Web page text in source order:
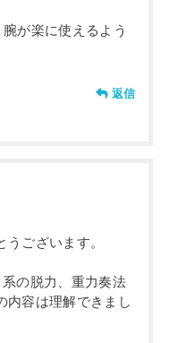
が楽に使えるよう
返信
ございます。
の脱力、重力奏法
内容は理解できまし